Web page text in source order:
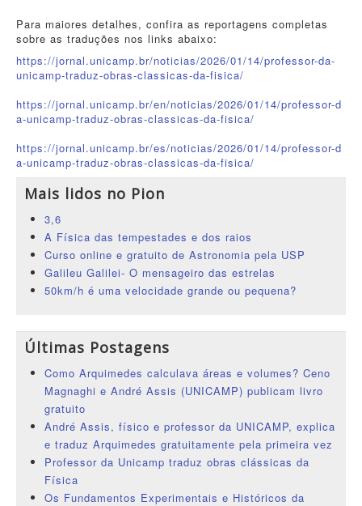
Para maiores detalhes, confira as reportagens completas
sobre as traduções nos links abaixo:
https://jornal.unicamp.br/noticias/2026/01/14/professor-da-
unicamp-traduz-obras-classicas-da-fisica/
https://jornal.unicamp.br/en/noticias/2026/01/14/professor-d
a-unicamp-traduz-obras-classicas-da-fisica/
https://jornal.unicamp.br/es/noticias/2026/01/14/professor-d
a-unicamp-traduz-obras-classicas-da-fisica/
Mais lidos no Pion
3,6
A Física das tempestades e dos raios
Curso online e gratuito de Astronomia pela USP
Galileu Galilei- O mensageiro das estrelas
50km/h é uma velocidade grande ou pequena?
Últimas Postagens
Como Arquimedes calculava áreas e volumes? Ceno
Magnaghi e André Assis (UNICAMP) publicam livro
gratuito
André Assis, físico e professor da UNICAMP, explica
e traduz Arquimedes gratuitamente pela primeira vez
Professor da Unicamp traduz obras clássicas da
Física
Os Fundamentos Experimentais e Históricos da